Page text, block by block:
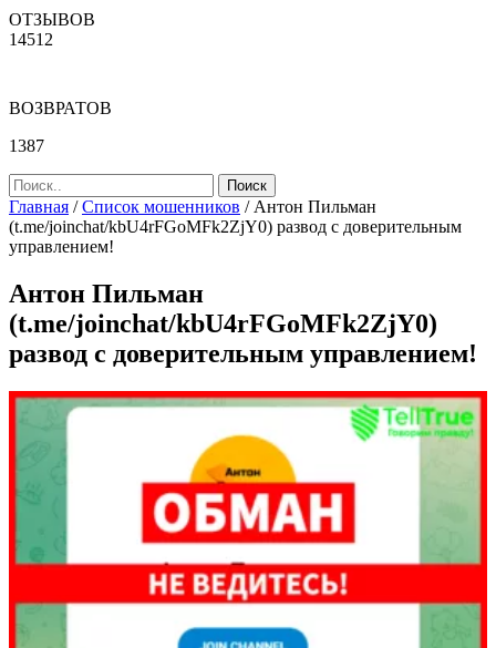
ОТЗЫВОВ
14512
ВОЗВРАТОВ
1387
Главная /Список мошенников / Антон Пильман
(t.me/joinchat/kbU4rFGoMFk2ZjY0) развод с доверительным
управлением!
Антон Пильман
(t.me/joinchat/kbU4rFGoMFk2ZjY0)
развод с доверительным управлением!